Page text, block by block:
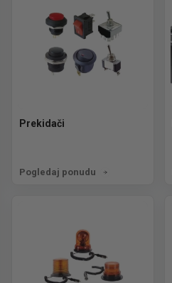
Prekidači
Pogledaj ponudu